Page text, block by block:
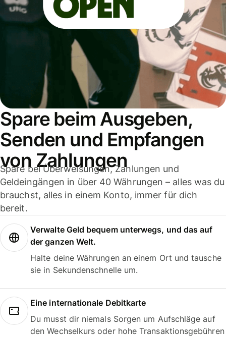
Spare beim Ausgeben,
Senden und Empfangen
von Zahlungen
Spare bei Überweisungen, Zahlungen und
Geldeingängen in über 40 Währungen – alles was du
brauchst, alles in einem Konto, immer für dich
bereit.
Verwalte Geld bequem unterwegs, und das auf
der ganzen Welt.
Halte deine Währungen an einem Ort und tausche
sie in Sekundenschnelle um.
Eine internationale Debitkarte
Du musst dir niemals Sorgen um Aufschläge auf
den Wechselkurs oder hohe Transaktionsgebühren